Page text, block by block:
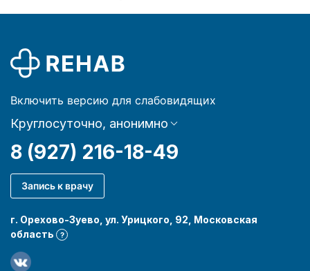
Включить версию для слабовидящих
Круглосуточно, анонимно
8 (927) 216-18-49
Запись к врачу
г. Орехово-Зуево, ул. Урицкого, 92, Московская
область
?